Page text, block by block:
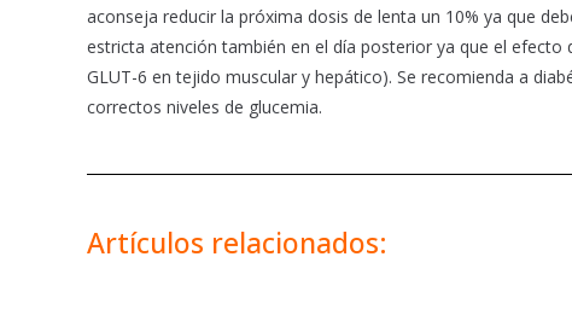
aconseja reducir la próxima dosis de lenta un 10% ya que
estricta atención también en el día posterior ya que el
GLUT-6 en tejido muscular y hepático). Se recomienda a
correctos niveles de glucemia.
Artículos relacionados: